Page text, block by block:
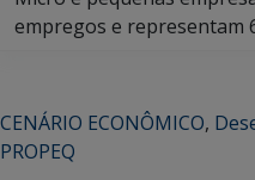
empregos e representam
CENÁRIO ECONÔMICO,
PROPEQ